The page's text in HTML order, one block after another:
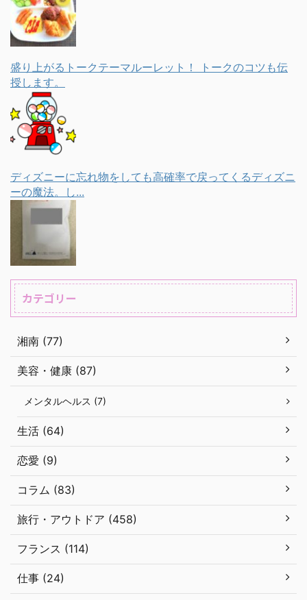
盛り上がるトークテーマルーレット！ トークのコツも伝
授します。
ディズニーに忘れ物をしても高確率で戻ってくるディズニ
ーの魔法。し...
カテゴリー
湘南 (77)
美容・健康 (87)
メンタルヘルス (7)
生活 (64)
恋愛 (9)
コラム (83)
旅行・アウトドア (458)
フランス (114)
仕事 (24)